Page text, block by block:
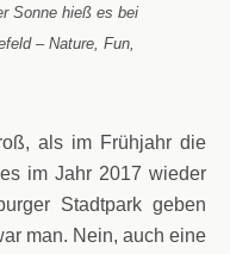
Sonne hieß es bei
– Nature, Fun,
als im Frühjahr die
im Jahr 2017 wieder
Stadtpark geben
man. Nein, auch eine